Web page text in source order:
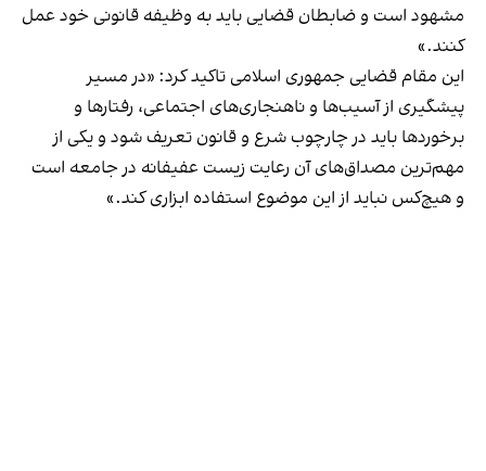
مشهود است و ضابطان قضایی باید به وظیفه قانونی خود عمل
کنند.»
این مقام قضایی جمهوری اسلامی تاکید کرد: «در مسیر
پیشگیری از آسیب‌ها و ناهنجاری‌های اجتماعی، رفتار‌ها و
برخورد‌ها باید در چارچوب شرع و قانون تعریف شود و یکی از
مهم‌ترین مصداق‌های آن رعایت زیست عفیفانه در جامعه است
و هیچ‌کس نباید از این موضوع استفاده ابزاری کند.»